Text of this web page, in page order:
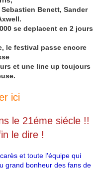
Benett, Sander
se deplacent en 2 jours
le festival passe encore
et une line up toujours
ici
le 21éme siécle !!
le dire !
et toute l'équipe qui
grand bonheur des fans de